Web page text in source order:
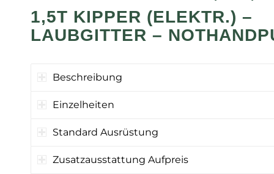
1,5T KIPPER (ELEKTR.) –
LAUBGITTER –
Beschreibung
Einzelheiten
Standard Ausrüstung
Zusatzausstattung Aufpreis